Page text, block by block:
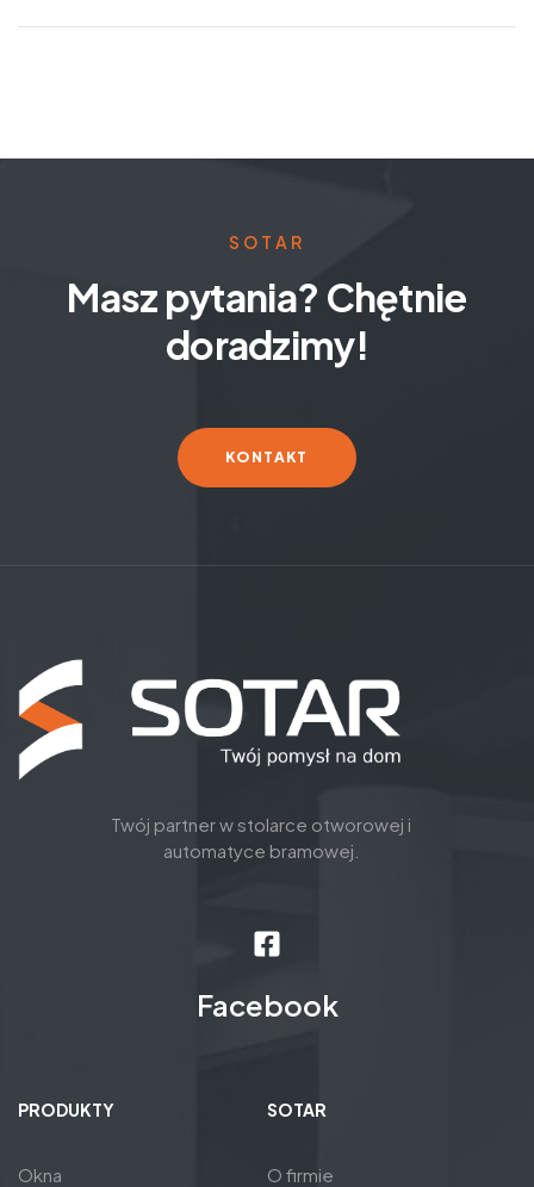
SOTAR
Masz pytania? Chętnie
doradzimy!
KONTAKT
Twój partner w stolarce otworowej i
automatyce bramowej.
Facebook
PRODUKTY
Okna
SOTAR
O firmie